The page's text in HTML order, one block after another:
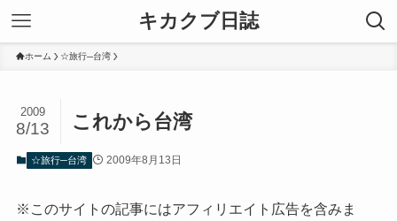
キカクブ日誌
ホーム ☆旅行─台湾
これから台湾
2009
8/13
☆旅行─台湾 2009年8月13日
※このサイトの記事にはアフィリエイト広告を含みま